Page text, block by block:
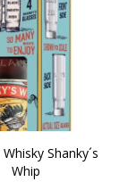
Shanky´s
Whip